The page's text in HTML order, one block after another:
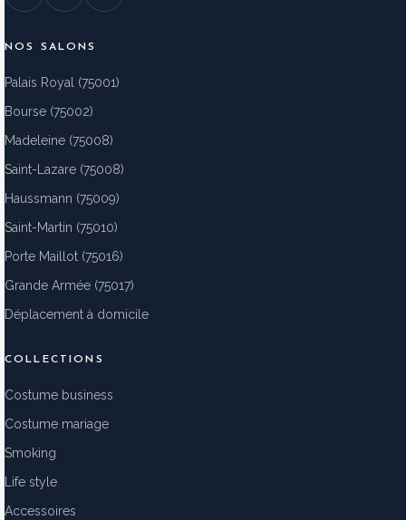
NOS SALONS
Palais Royal (75001)
Bourse (75002)
Madeleine (75008)
Saint-Lazare (75008)
Haussmann (75009)
Saint-Martin (75010)
Porte Maillot (75016)
Grande Armée (75017)
Déplacement à domicile
COLLECTIONS
Costume business
Costume mariage
Smoking
Life style
Accessoires